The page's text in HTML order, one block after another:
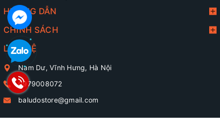
HƯỚNG DẪN
CHÍNH SÁCH
LIÊN HỆ
Nam Dư, Vĩnh Hưng, Hà Nội
0979008072
baludostore@gmail.com